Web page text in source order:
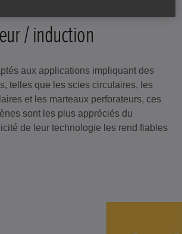
/ induction
aux applications impliquant des
telles que les scies circulaires, les
et les marteaux perforateurs, ces
sont les plus appréciés du
de leur technologie les rend fiables